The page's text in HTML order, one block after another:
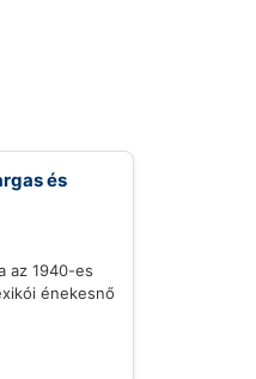
és
az 1940-es
énekesnő